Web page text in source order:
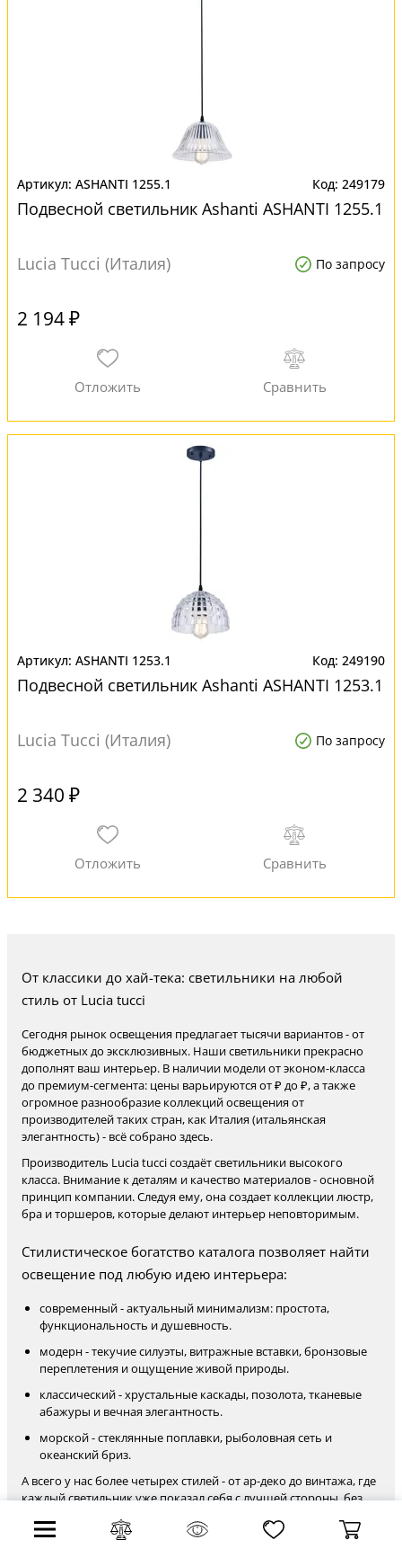
ASHANTI 1255.1 249179
Подвесной светильник Ashanti ASHANTI 1255.1
Lucia Tucci (Италия) По запросу
2 194 ₽
ASHANTI 1253.1 249190
Подвесной светильник Ashanti ASHANTI 1253.1
Lucia Tucci (Италия) По запросу
2 340 ₽
От классики до хай-тека: светильники на любой
стиль от Lucia tucci
Сегодня рынок освещения предлагает тысячи вариантов - от
бюджетных до эксклюзивных. Наши светильники прекрасно
дополнят ваш интерьер. В наличии модели от эконом-класса
до премиум-сегмента: цены варьируются от ₽ до ₽, а также
огромное разнообразие коллекций освещения от
производителей таких стран, как Италия (итальянская
элегантность) - всё собрано здесь.
Производитель Lucia tucci создаёт светильники высокого
класса. Внимание к деталям и качество материалов - основной
принцип компании. Следуя ему, она создает коллекции люстр,
бра и торшеров, которые делают интерьер неповторимым.
Стилистическое богатство каталога позволяет найти
освещение под любую идею интерьера:
современный - актуальный минимализм: простота,
функциональность и душевность.
модерн - текучие силуэты, витражные вставки, бронзовые
переплетения и ощущение живой природы.
классический - хрустальные каскады, позолота, тканевые
абажуры и вечная элегантность.
морской - стеклянные поплавки, рыболовная сеть и
океанский бриз.
А всего у нас более четырех стилей - от ар-деко до винтажа, где
каждый светильник уже показал себя с лучшей стороны, без
качеством.